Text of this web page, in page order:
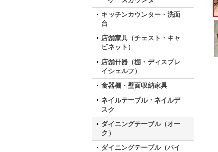
キッチンカウンター・洗面
台
店舗家具（チェスト・キャ
ビネット）
店舗什器（棚・ディスプレ
イシェルフ）
食器棚・壁面収納家具
ネイルテーブル・ネイルデ
スク
ダイニングテーブル（オー
ク）
ダイニングテーブル（パイ